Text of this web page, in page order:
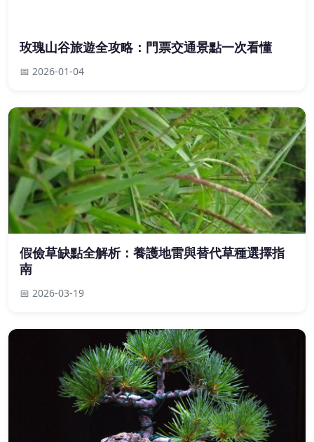
玫瑰山谷旅遊全攻略：門票交通景點一次看懂
📅 2026-01-04
假儉草缺點全解析：養護地雷與替代草種選擇指
南
📅 2026-03-19